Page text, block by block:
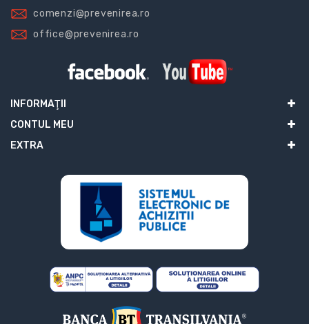
comenzi@prevenirea.ro
office@prevenirea.ro
INFORMAŢII
CONTUL MEU
EXTRA